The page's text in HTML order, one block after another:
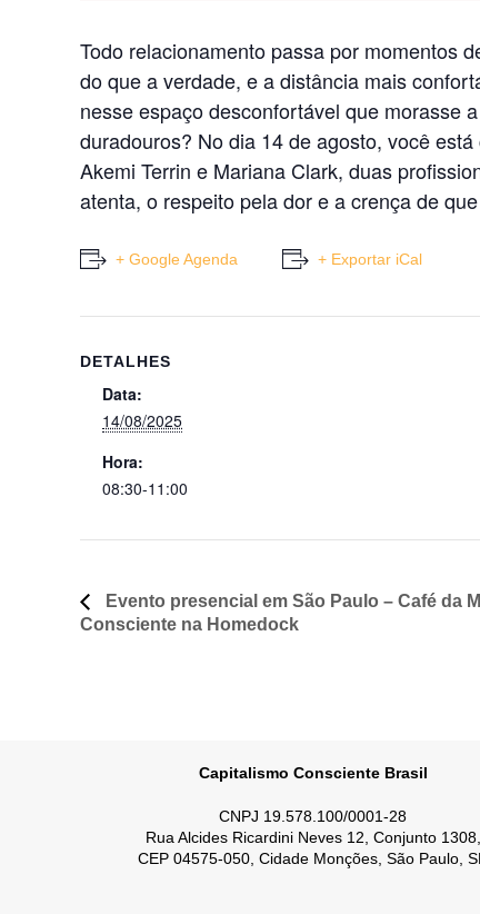
Todo relacionamento passa por momentos
do que a verdade, e a distância mais
nesse espaço desconfortável que morasse
duradouros? No dia 14 de agosto, você
Akemi Terrin e Mariana Clark, duas
atenta, o respeito pela dor e a crença de
+ Google Agenda + Exportar iCal
DETALHES
Data:
14/08/2025
Hora:
08:30-11:00
Evento presencial em São Paulo – Café da
Consciente na Homedock
Capitalismo Consciente Brasil
CNPJ 19.578.100/0001-28
Rua Alcides Ricardini Neves 12, Conjunto 1308,
CEP 04575-050, Cidade Monções, São Paulo,